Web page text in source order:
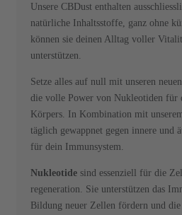
Unsere CBDust enthalten
natürliche Inhaltsstoffe, ganz ohne
können sie deinen Alltag voller
unterstützen.
Setze alles auf null mit unseren
die volle Power von Nukleotiden für
Körpers. In Kombination mit
täglich gewappnet gegen innere und
für dein Immunsystem.
Nukleotide sind essenziell für die
regeneration. Sie unterstützen das
Bildung neuer Zellen fördern und